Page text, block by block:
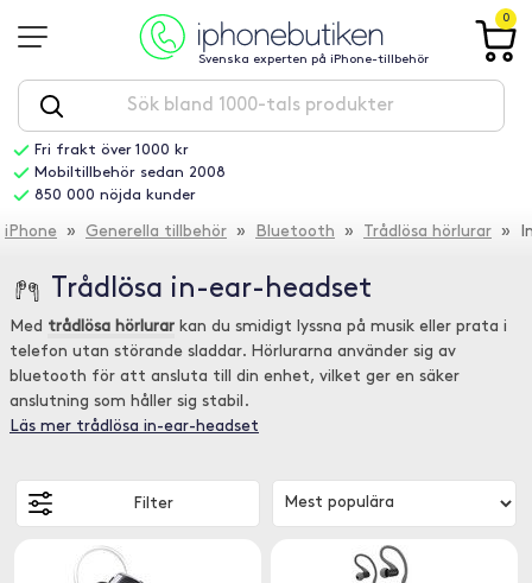
Svenska experten på iPhone-tillbehör
0
Fri frakt över 1000 kr
Mobiltillbehör sedan 2008
850 000 nöjda kunder
iPhone » Generella tillbehör » Bluetooth » Trådlösa hörlurar »
Trådlösa in-ear-headset
Med trådlösa hörlurar kan du smidigt lyssna på musik eller prata i
telefon utan störande sladdar. Hörlurarna använder sig av
bluetooth för att ansluta till din enhet, vilket ger en säker
anslutning som håller sig stabil.
Läs mer trådlösa in-ear-headset
Filter